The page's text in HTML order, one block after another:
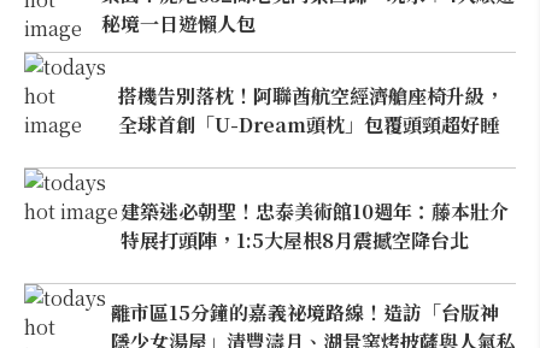
秘境一日遊懶人包
搭機告別落枕！阿聯酋航空經濟艙座椅升級，
全球首創「U-Dream頭枕」包覆頭頸超好睡
建築迷必朝聖！忠泰美術館10週年：藤本壯介
特展打頭陣，1:5大屋根8月震撼空降台北
離市區15分鐘的嘉義祕境路線！造訪「台版神
隱少女湯屋」清豐濤月、湖景窯烤披薩與人氣私